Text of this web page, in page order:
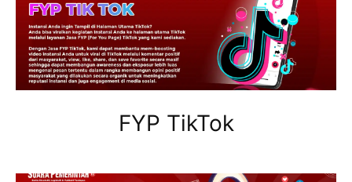
FYP TikTok